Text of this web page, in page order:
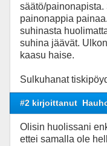
säätö/
painonappia
suhinasta
suhina jäävät.
kaasu haise.
Sulkuhanat
#2 kirjoittanut
Olisin huolissani
ettei samalla ole